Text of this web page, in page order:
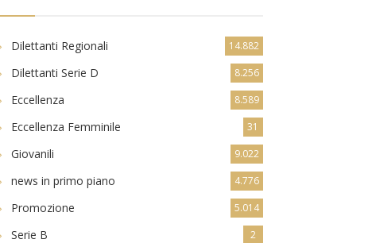
Dilettanti Regionali 14.882
Dilettanti Serie D 8.256
Eccellenza 8.589
Eccellenza Femminile 31
Giovanili 9.022
news in primo piano 4.776
Promozione 5.014
Serie B 2